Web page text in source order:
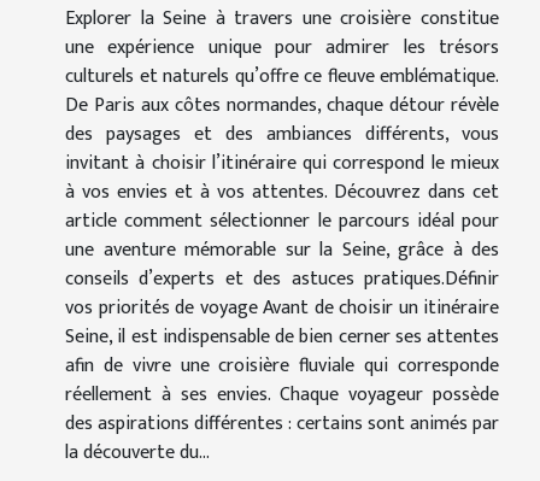
Explorer la Seine à travers une croisière constitue
une expérience unique pour admirer les trésors
culturels et naturels qu’offre ce fleuve emblématique.
De Paris aux côtes normandes, chaque détour révèle
des paysages et des ambiances différents, vous
invitant à choisir l’itinéraire qui correspond le mieux
à vos envies et à vos attentes. Découvrez dans cet
article comment sélectionner le parcours idéal pour
une aventure mémorable sur la Seine, grâce à des
conseils d’experts et des astuces pratiques.Définir
vos priorités de voyage Avant de choisir un itinéraire
Seine, il est indispensable de bien cerner ses attentes
afin de vivre une croisière fluviale qui corresponde
réellement à ses envies. Chaque voyageur possède
des aspirations différentes : certains sont animés par
la découverte du...